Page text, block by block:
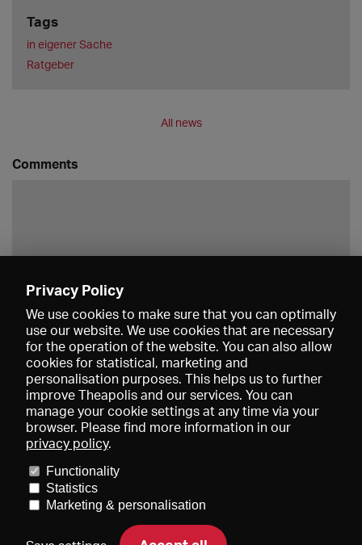
Tags
in eigener Sache
Ratgeber
All news
Comments
About us
Imprint
Privacy Policy
We use cookies to make sure that you can optimally
use our website. We use cookies that are necessary
for the operation of the website. You can also allow
cookies for statistical, marketing and
personalisation purposes. This helps us to further
improve Theapolis and our services. You can
manage your cookie settings at any time via your
browser. Please find more information in our
privacy policy.
Functionality
Statistics
Marketing & personalisation